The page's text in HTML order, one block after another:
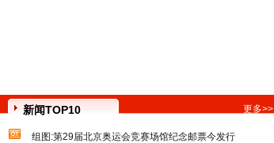
新闻TOP10 更多>>
组图:第29届北京奥运会竞赛场馆纪念邮票今发行